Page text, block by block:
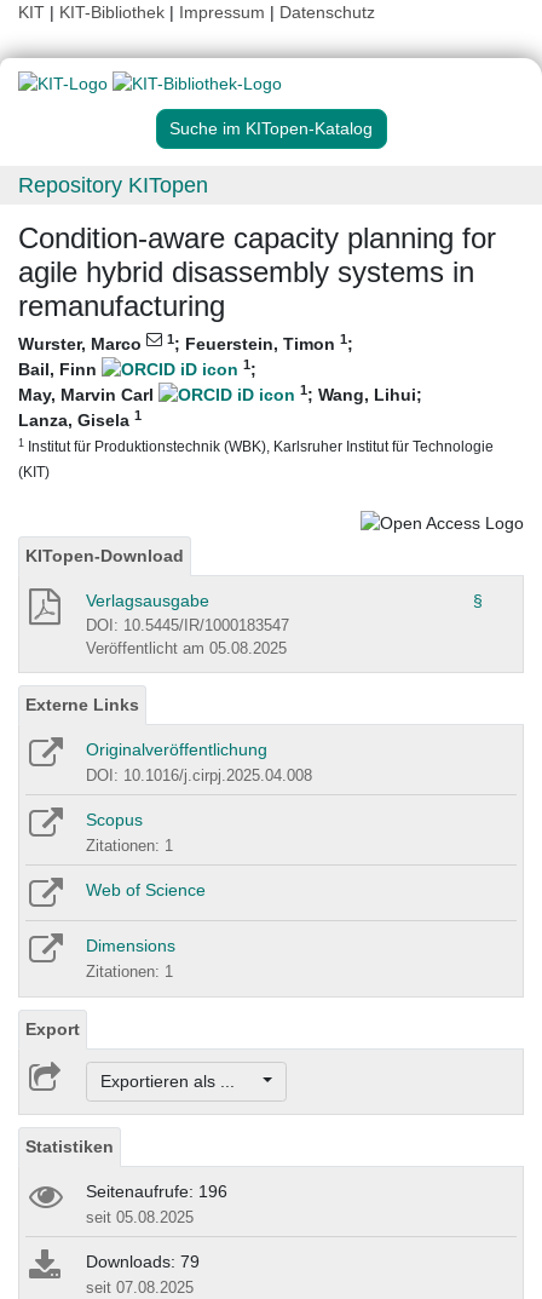
KIT | KIT-Bibliothek | Impressum | Datenschutz
Suche im KITopen-Katalog
Repository KITopen
Condition-aware capacity planning for
agile hybrid disassembly systems in
remanufacturing
Wurster, Marco 1; Feuerstein, Timon 1;
Bail, Finn
1;
May, Marvin Carl
1; Wang, Lihui;
Lanza, Gisela 1
1 Institut für Produktionstechnik (WBK), Karlsruher Institut für Technologie
(KIT)
KITopen-Download
Verlagsausgabe §
DOI: 10.5445/IR/1000183547
Veröffentlicht am 05.08.2025
Externe Links
Originalveröffentlichung
DOI: 10.1016/j.cirpj.2025.04.008
Scopus
Zitationen: 1
Web of Science
Dimensions
Zitationen: 1
Export
Exportieren als ...
Statistiken
Seitenaufrufe: 196
seit 05.08.2025
Downloads: 79
seit 07.08.2025